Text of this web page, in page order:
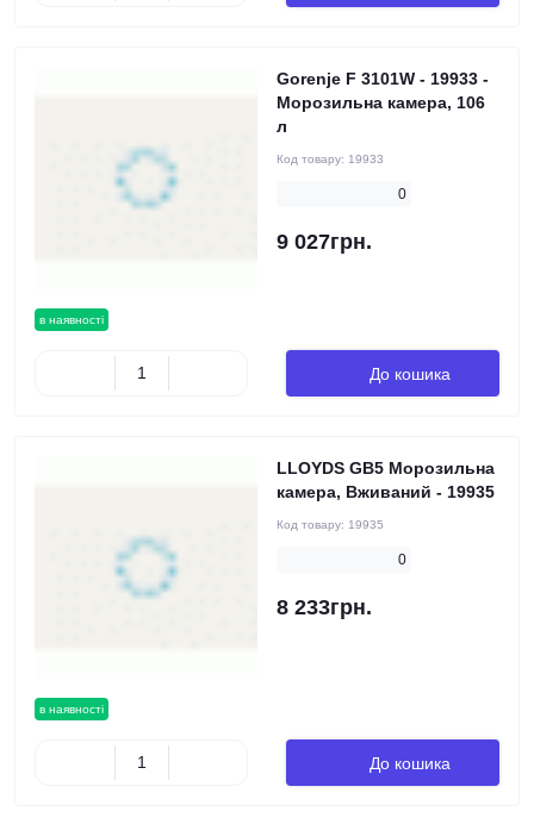
в наявності
Gorenje F 3101W - 19933 -
Морозильна камера, 106
л
Код товару: 19933
0
9 027грн.
До кошика
в наявності
LLOYDS GB5 Морозильна
камера, Вживаний - 19935
Код товару: 19935
0
8 233грн.
До кошика